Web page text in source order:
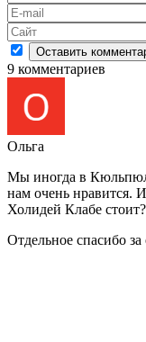
9 комментариев
Ольга
Мы иногда в
нам очень нравится.
Холидей Клабе стоит?
Отдельное спасибо